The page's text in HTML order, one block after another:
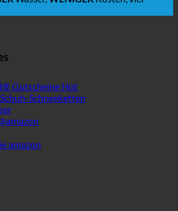
Gutscheine
Schneeketten
amazon